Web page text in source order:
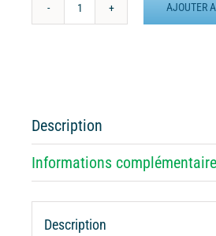
quantité
Sziget
Festival
AJOUTER
Description
Informations
Description